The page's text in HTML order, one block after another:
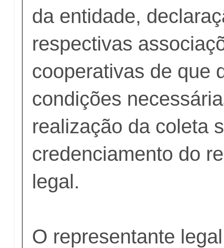
da entidade,
respectivas
cooperativas de que
condições
realização da coleta
credenciamento do
legal.
O representante